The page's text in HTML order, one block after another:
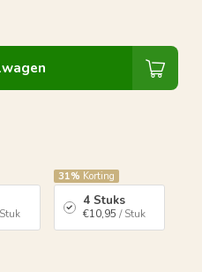
31% Korting
4 Stuks
€10,95 / Stuk